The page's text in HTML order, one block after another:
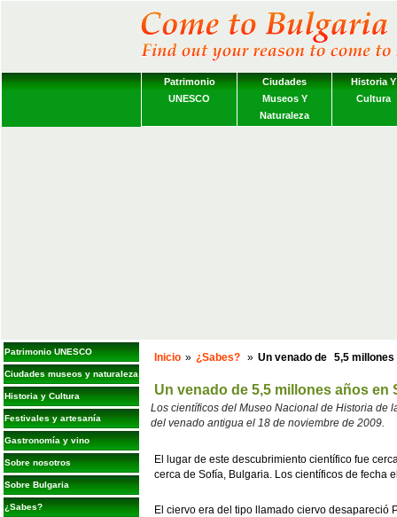
Patrimonio
UNESCO
Ciudades
Museos Y
Naturaleza
Historia Y
Cultura
Patrimonio UNESCO
Ciudades museos y naturaleza
Historia y Cultura
Festivales y artesanía
Gastronomía y vino
Sobre nosotros
Sobre Bulgaria
¿Sabes?
Inicio » ¿Sabes? » Un venado de 5,5 millones
Un venado de 5,5 millones años en
Los científicos del Museo Nacional de Historia de
del venado antigua el 18 de noviembre de 2009.
El lugar de este descubrimiento científico fue
cerca de Sofía, Bulgaria. Los científicos de fecha
El ciervo era del tipo llamado ciervo desapareció